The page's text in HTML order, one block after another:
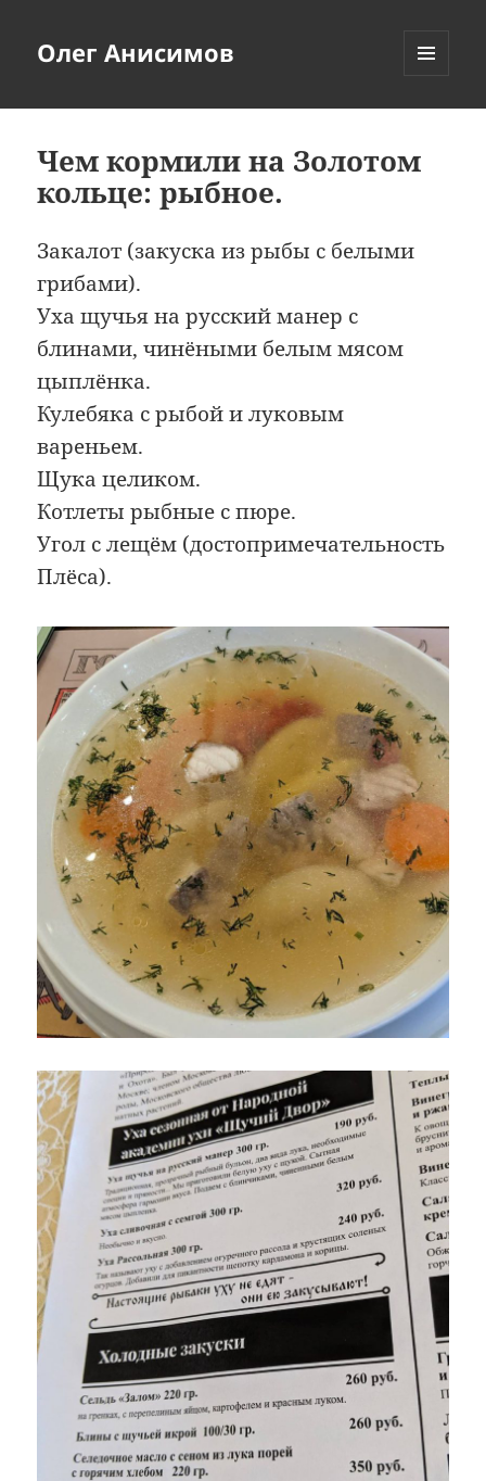
Олег Анисимов
Чем кормили на Золотом
кольце: рыбное.
Закалот (закуска из рыбы с белыми
грибами).
Уха щучья на русский манер с
блинами, чинёными белым мясом
цыплёнка.
Кулебяка с рыбой и луковым
вареньем.
Щука целиком.
Котлеты рыбные с пюре.
Угол с лещём (достопримечательность
Плёса).